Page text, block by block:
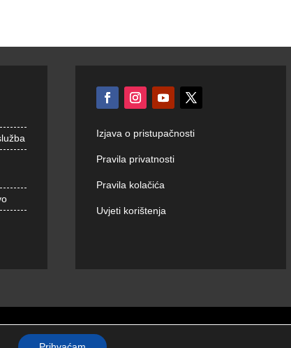
Izjava o pristupačnosti
Pravila privatnosti
Pravila kolačića
Uvjeti korištenja